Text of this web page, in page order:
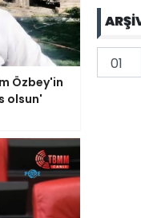
Özbey'in
olsun'